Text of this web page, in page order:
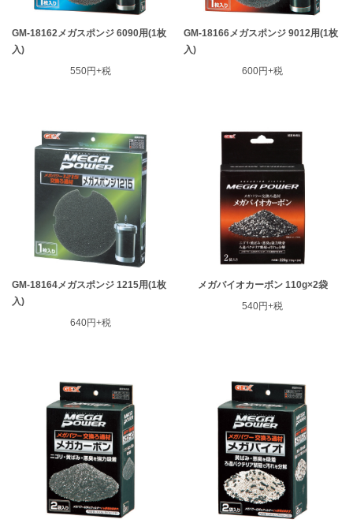
GM-18162メガスポンジ 6090用(1枚
入)
550円+税
GM-18166メガスポンジ 9012用(1枚
入)
600円+税
GM-18164メガスポンジ 1215用(1枚
入)
640円+税
メガバイオカーボン 110g×2袋
540円+税